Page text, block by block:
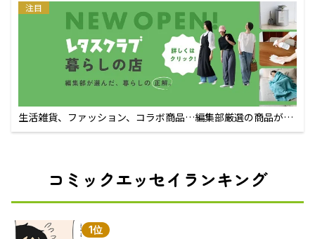
注目
生活雑貨、ファッション、コラボ商品…編集部厳選の商品が買
えるECサイト
コミックエッセイランキング
1位